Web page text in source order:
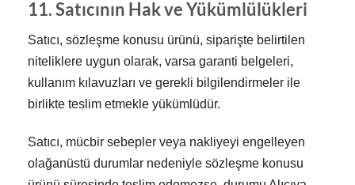
11. Satıcının Hak ve Yükümlülükleri
Satıcı, sözleşme konusu ürünü, siparişte belirtilen
niteliklere uygun olarak, varsa garanti belgeleri,
kullanım kılavuzları ve gerekli bilgilendirmeler ile
birlikte teslim etmekle yükümlüdür.
Satıcı, mücbir sebepler veya nakliyeyi engelleyen
olağanüstü durumlar nedeniyle sözleşme konusu